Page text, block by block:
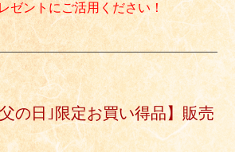
ゼントにご活用ください！
の日｣限定お買い得品】販売